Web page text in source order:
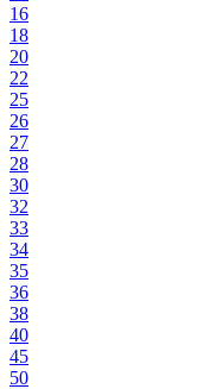
16
18
20
22
25
26
27
28
30
32
33
34
35
36
38
40
45
50